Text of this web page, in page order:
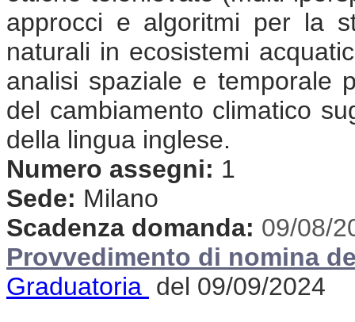
approcci e algoritmi per la
naturali in ecosistemi
analisi spaziale e temporale
del cambiamento climatico
della lingua inglese.
Numero assegni: 1
Sede: Milano
Scadenza domanda: 09/08/
Provvedimento di nomina
Graduatoria del 09/09/2024